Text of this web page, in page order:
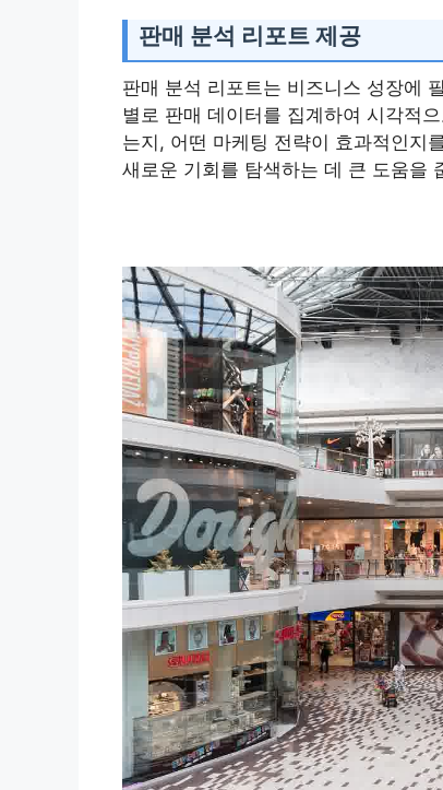
판매 분석 리포트 제공
판매 분석 리포트는 비즈니스 성장에
별로 판매 데이터를 집계하여 시각적
는지, 어떤 마케팅 전략이 효과적인지
새로운 기회를 탐색하는 데 큰 도움을